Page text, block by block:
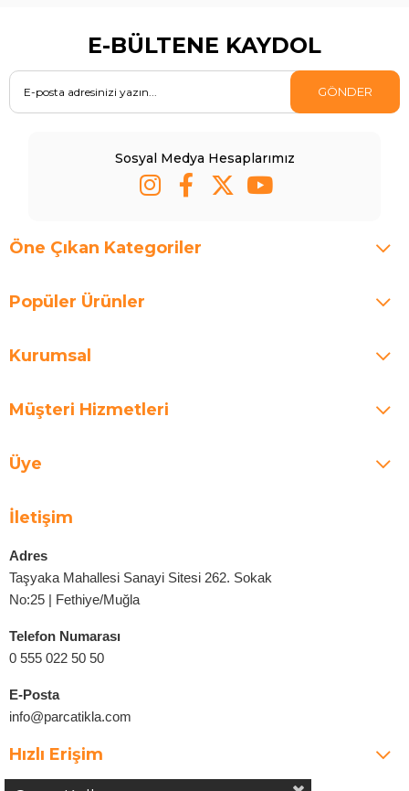
E-BÜLTENE KAYDOL
GÖNDER
Sosyal Medya Hesaplarımız
Öne Çıkan Kategoriler
Popüler Ürünler
Kurumsal
Müşteri Hizmetleri
Üye
İletişim
Adres
Taşyaka Mahallesi Sanayi Sitesi 262. Sokak
No:25 | Fethiye/Muğla
Telefon Numarası
0 555 022 50 50
E-Posta
info@parcatikla.com
Hızlı Erişim